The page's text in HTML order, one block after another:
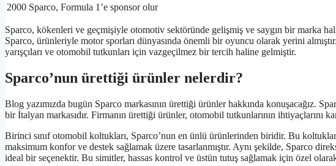
2000 Sparco, Formula 1’e sponsor olur
Sparco, kökenleri ve geçmişiyle otomotiv sektöründe gelişmiş ve saygın bir marka
Sparco, ürünleriyle motor sporları dünyasında önemli bir oyuncu olarak yerini
yarışçıları ve otomobil tutkunları için vazgeçilmez bir tercih haline gelmiştir.
Sparco’nun ürettiği ürünler nelerdir?
Blog yazımızda bugün Sparco markasının ürettiği ürünler hakkında konuşacağız.
bir İtalyan markasıdır. Firmanın ürettiği ürünler, otomobil tutkunlarının ihtiyaçlarını
Birinci sınıf otomobil koltukları, Sparco’nun en ünlü ürünlerinden biridir. Bu
maksimum konfor ve destek sağlamak üzere tasarlanmıştır. Aynı şekilde, Sparco
ideal bir seçenektir. Bu simitler, hassas kontrol ve üstün tutuş sağlamak için özel olarak